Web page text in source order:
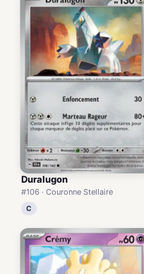
Duralugon
#106 · Couronne Stellaire
C